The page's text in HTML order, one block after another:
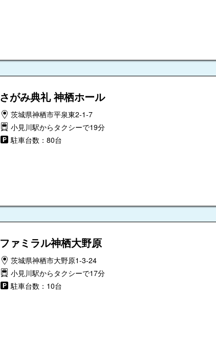
さがみ典礼 神栖ホール
茨城県神栖市平泉東2-1-7
小見川駅からタクシーで19分
駐車台数：80台
ファミラル神栖大野原
茨城県神栖市大野原1-3-24
小見川駅からタクシーで17分
駐車台数：10台